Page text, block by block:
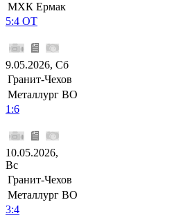
МХК Ермак
5:4 ОТ
9.05.2026, Сб
Гранит-Чехов
Металлург ВО
1:6
10.05.2026,
Вс
Гранит-Чехов
Металлург ВО
3:4